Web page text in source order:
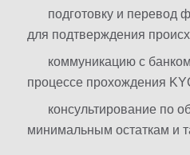
подготовку и перевод
для подтверждения
коммуникацию с
процессе прохождения
консультирование по
минимальным остаткам и